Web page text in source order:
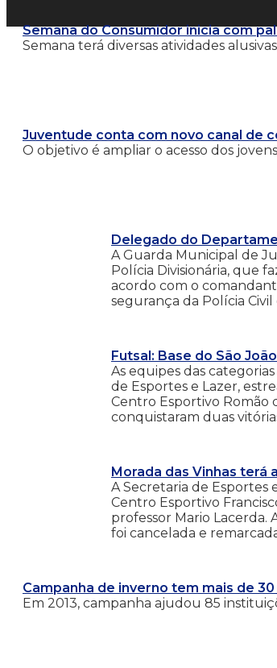
Semana do Consumidor inicia com
Semana terá diversas atividades
Juventude conta com novo canal de
O objetivo é ampliar o acesso dos
Delegado do
A Guarda Municipal de
Polícia Divisionária, que
acordo com o
segurança da Polícia
Futsal: Base do São
As equipes das
de Esportes e Lazer,
Centro Esportivo Romão
conquistaram duas
Morada das Vinhas terá
A Secretaria de Esportes
Centro Esportivo
professor Mario Lacerda.
foi cancelada e
Campanha de inverno tem mais de
Em 2013, campanha ajudou 85